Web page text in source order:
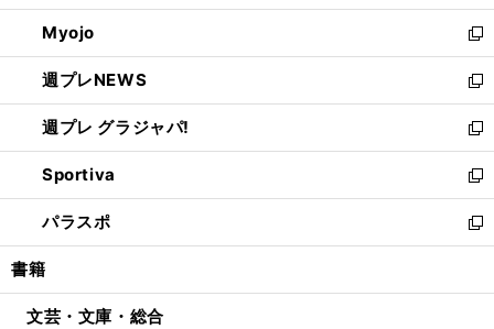
開
く
ウ
で
開
く
ン
ド
ウ
で
開
く
ウ
ィ
ン
ド
ウ
で
開
く
Myojo
新
し
い
ウ
ィ
ン
ド
ウ
で
開
週プレNEWS
新
し
い
ウ
ィ
ン
ド
ウ
開
週プレ グラジャパ!
新
し
い
ウ
ィ
ン
ウ
Sportiva
新
し
い
ウ
ン
パラスポ
新
し
ウ
書籍
文芸・文庫・総合